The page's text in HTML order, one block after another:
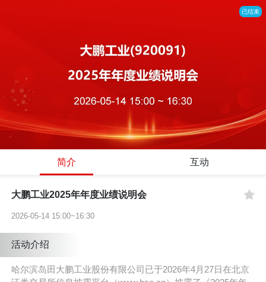
已结束
简介 互动
大鹏工业2025年年度业绩说明会
2026-05-14 15:00~16:30
活动介绍
哈尔滨岛田大鹏工业股份有限公司已于2026年4月27日在北京